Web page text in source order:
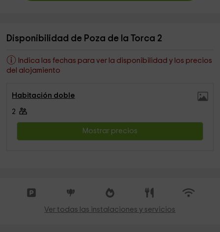
Disponibilidad de Poza de la Torca 2
Indica las fechas para ver la disponibilidad y los precios
del alojamiento
Habitación doble
2
Mostrar precios
Ver todas las instalaciones y servicios